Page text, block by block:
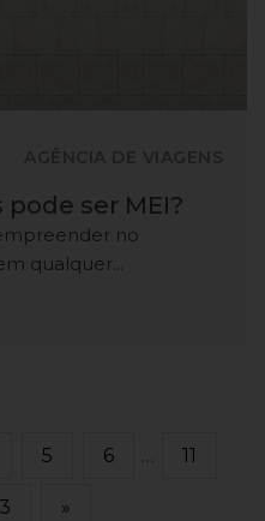
ser MEI?
no
qualquer...
5 6 … 11
»